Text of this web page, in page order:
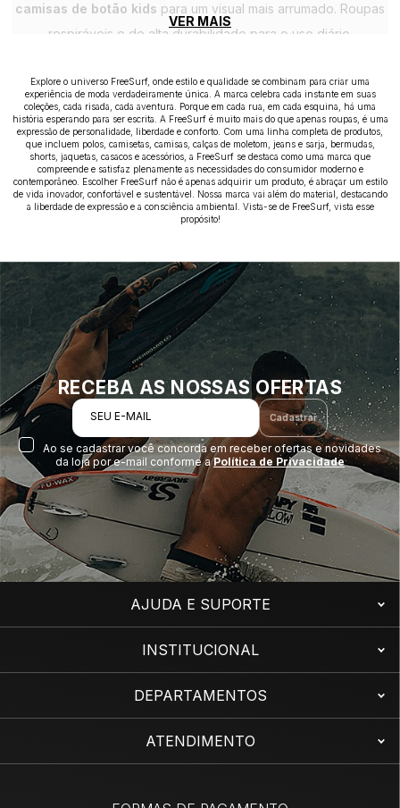
camisas de botão kids para um visual mais arrumado. Roupas
respiráveis e de alta durabilidade para o uso diário.
VER MAIS
Explore o universo FreeSurf, onde estilo e qualidade se combinam para criar uma
experiência de moda verdadeiramente única. A marca celebra cada instante em suas
coleções, cada risada, cada aventura. Porque em cada rua, em cada esquina, há uma
história esperando para ser escrita. A FreeSurf é muito mais do que apenas roupas, é uma
expressão de personalidade, liberdade e conforto. Com uma linha completa de produtos,
que incluem polos, camisetas, camisas, calças de moletom, jeans e sarja, bermudas,
shorts, jaquetas, casacos e acessórios, a FreeSurf se destaca como uma marca que
compreende e satisfaz plenamente as necessidades do consumidor moderno e
contemporâneo. Escolher FreeSurf não é apenas adquirir um produto, é abraçar um estilo
de vida inovador, confortável e sustentável. Nossa marca vai além do material, destacando
a liberdade de expressão e a consciência ambiental. Vista-se de FreeSurf, vista esse
propósito!
RECEBA AS NOSSAS OFERTAS
SEU E-MAIL Cadastrar
Ao se cadastrar você concorda em receber ofertas e novidades
da loja por e-mail conforme aPolítica de Privacidade
AJUDA E SUPORTE
INSTITUCIONAL
DEPARTAMENTOS
ATENDIMENTO